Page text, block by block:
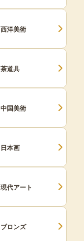
西洋美術
茶道具
中国美術
日本画
現代アート
ブロンズ